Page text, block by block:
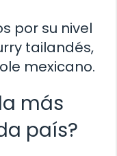
por su nivel
tailandés,
mexicano.
más
país?